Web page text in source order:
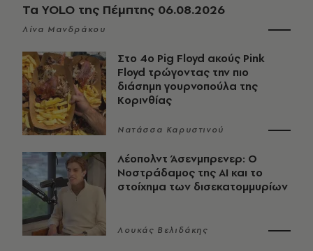
Τα YOLO της Πέμπτης 06.08.2026
Λίνα Μανδράκου
Στο 4ο Pig Floyd ακούς Pink
Floyd τρώγοντας την πιο
διάσημη γουρνοπούλα της
Κορινθίας
Νατάσσα Καρυστινού
Λέοπολντ Άσενμπρενερ: Ο
Νοστράδαμος της AI και το
στοίχημα των δισεκατομμυρίων
Λουκάς Βελιδάκης